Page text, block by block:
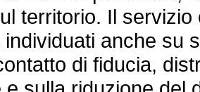
territorio. Il
anche su
di fiducia,